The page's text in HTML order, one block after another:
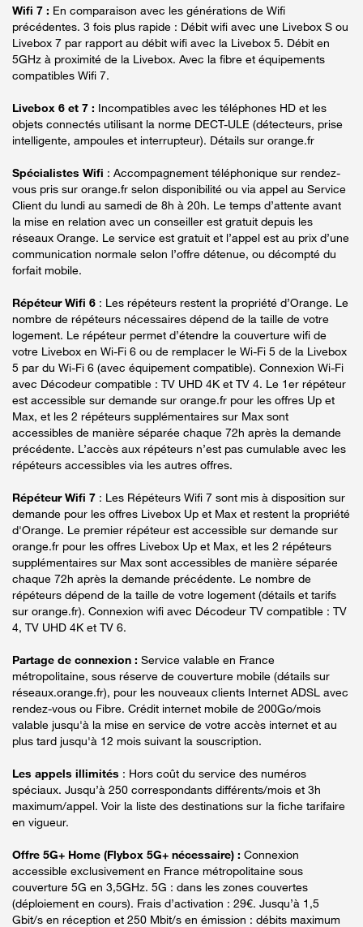
Wifi 7 : En comparaison avec les générations de Wifi
précédentes. 3 fois plus rapide : Débit wifi avec une Livebox S ou
Livebox 7 par rapport au débit wifi avec la Livebox 5. Débit en
5GHz à proximité de la Livebox. Avec la fibre et équipements
compatibles Wifi 7.
Livebox 6 et 7 : Incompatibles avec les téléphones HD et les
objets connectés utilisant la norme DECT-ULE (détecteurs, prise
intelligente, ampoules et interrupteur). Détails sur orange.fr
Spécialistes Wifi : Accompagnement téléphonique sur rendez-
vous pris sur orange.fr selon disponibilité ou via appel au Service
Client du lundi au samedi de 8h à 20h. Le temps d’attente avant
la mise en relation avec un conseiller est gratuit depuis les
réseaux Orange. Le service est gratuit et l’appel est au prix d’une
communication normale selon l’offre détenue, ou décompté du
forfait mobile.
Répéteur Wifi 6 : Les répéteurs restent la propriété d’Orange. Le
nombre de répéteurs nécessaires dépend de la taille de votre
logement. Le répéteur permet d’étendre la couverture wifi de
votre Livebox en Wi-Fi 6 ou de remplacer le Wi-Fi 5 de la Livebox
5 par du Wi-Fi 6 (avec équipement compatible). Connexion Wi-Fi
avec Décodeur compatible : TV UHD 4K et TV 4. Le 1er répéteur
est accessible sur demande sur orange.fr pour les offres Up et
Max, et les 2 répéteurs supplémentaires sur Max sont
accessibles de manière séparée chaque 72h après la demande
précédente. L’accès aux répéteurs n’est pas cumulable avec les
répéteurs accessibles via les autres offres.
Répéteur Wifi 7 : Les Répéteurs Wifi 7 sont mis à disposition sur
demande pour les offres Livebox Up et Max et restent la propriété
d'Orange. Le premier répéteur est accessible sur demande sur
orange.fr pour les offres Livebox Up et Max, et les 2 répéteurs
supplémentaires sur Max sont accessibles de manière séparée
chaque 72h après la demande précédente. Le nombre de
répéteurs dépend de la taille de votre logement (détails et tarifs
sur orange.fr). Connexion wifi avec Décodeur TV compatible : TV
4, TV UHD 4K et TV 6.
Partage de connexion : Service valable en France
métropolitaine, sous réserve de couverture mobile (détails sur
réseaux.orange.fr), pour les nouveaux clients Internet ADSL avec
rendez-vous ou Fibre. Crédit internet mobile de 200Go/mois
valable jusqu'à la mise en service de votre accès internet et au
plus tard jusqu'à 12 mois suivant la souscription.
Les appels illimités : Hors coût du service des numéros
spéciaux. Jusqu’à 250 correspondants différents/mois et 3h
maximum/appel. Voir la liste des destinations sur la fiche tarifaire
en vigueur.
Offre 5G+ Home (Flybox 5G+ nécessaire) : Connexion
accessible exclusivement en France métropolitaine sous
couverture 5G en 3,5GHz. 5G : dans les zones couvertes
(déploiement en cours). Frais d’activation : 29€. Jusqu’à 1,5
Gbit/s en réception et 250 Mbit/s en émission : débits maximum